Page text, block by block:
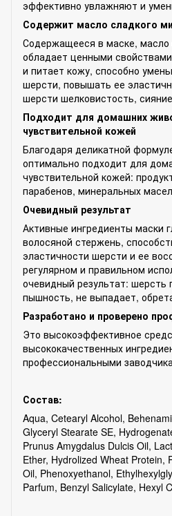
эффективно увлажняют и
Содержит масло сладкого
Содержащееся в маске, масло
обладает ценными
и питает кожу, способно
шерсти, повышать ее
шерсти шелковистость,
Подходит для домашних
чувствительной кожей
Благодаря деликатной
оптимально подходит для
чувствительной кожей:
парабенов, минеральных
Очевидный результат
Активные ингредиенты маски
волосяной стержень,
эластичности шерсти и ее
регулярном и правильном
очевидный результат: шерсть
пышность, не выпадает,
Разработано и проверено
Это высокоэффективное
высококачественных
профессиональными
Состав:
Aqua, Cetearyl Alcohol,
Glyceryl Stearate SE,
Prunus Amygdalus Dulcis Oil,
Ether, Hydrolized Wheat Protein,
Oil, Phenoxyethanol,
Parfum, Benzyl Salicylate, Hexyl